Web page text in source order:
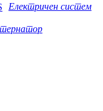
Електричен систем